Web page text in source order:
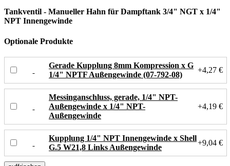
Tankventil - Manueller Hahn für Dampftank 3/4" NGT x 1/4"
NPT Innengewinde
Optionale Produkte
Gerade Kupplung 8mm Kompression x G
1/4" NPTF Außengewinde (07-792-08)
+4,27 €
Messinganschluss, gerade, 1/4" NPT-
Außengewinde x 1/4" NPT-
Außengewinde
+4,19 €
Kupplung 1/4" NPT Innengewinde x Shell
G.5 W21,8 Links Außengewinde
+9,04 €